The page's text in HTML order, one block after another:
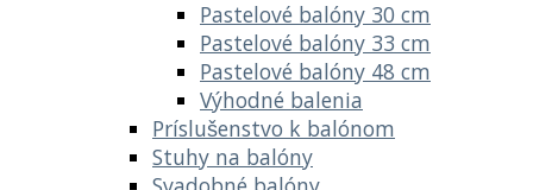
Pastelové balóny 30 cm
Pastelové balóny 33 cm
Pastelové balóny 48 cm
Výhodné balenia
Príslušenstvo k balónom
Stuhy na balóny